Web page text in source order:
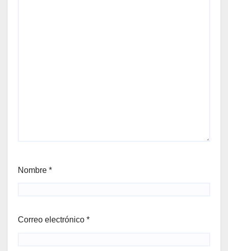
Nombre *
Correo electrónico *